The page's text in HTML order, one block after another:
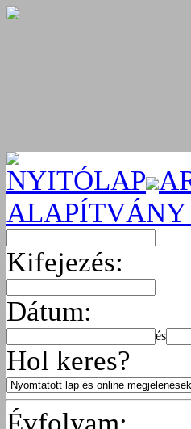
NYITÓLAP
ALAPÍTVÁNY
Kifejezés:
Dátum:
és
Hol keres?